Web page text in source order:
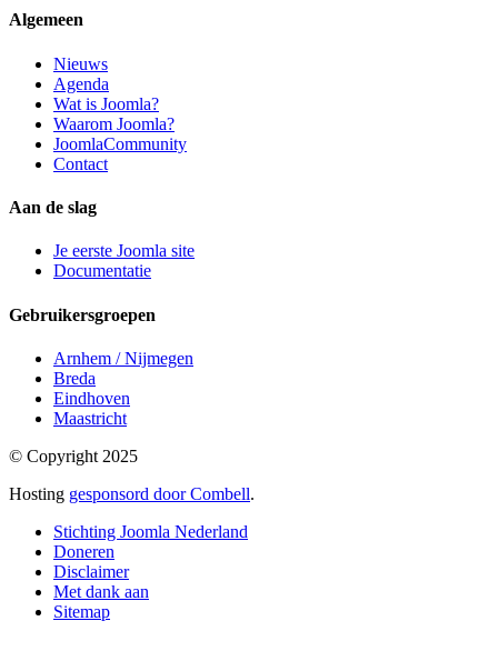
Algemeen
Nieuws
Agenda
Wat is Joomla?
Waarom Joomla?
JoomlaCommunity
Contact
Aan de slag
Je eerste Joomla site
Documentatie
Gebruikersgroepen
Arnhem / Nijmegen
Breda
Eindhoven
Maastricht
© Copyright 2025
Hosting gesponsord door Combell.
Stichting Joomla Nederland
Doneren
Disclaimer
Met dank aan
Sitemap